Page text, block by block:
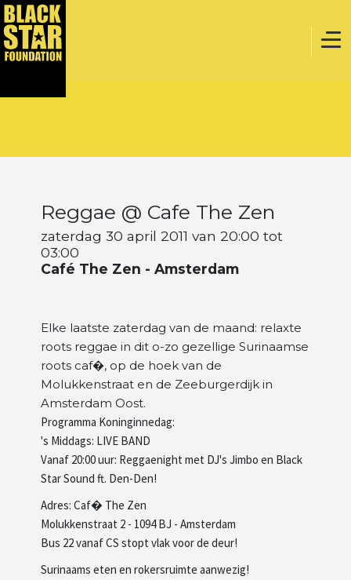
Webstore
Projecten
Artiesten
Wie zijn wij
Reggae @ Cafe The Zen
zaterdag 30 april 2011 van 20:00 tot
03:00
Café The Zen - Amsterdam
Elke laatste zaterdag van de maand: relaxte
roots reggae in dit o-zo gezellige Surinaamse
roots caf�, op de hoek van de
Molukkenstraat en de Zeeburgerdijk in
Amsterdam Oost.
Programma Koninginnedag:
's Middags: LIVE BAND
Vanaf 20:00 uur: Reggaenight met DJ's Jimbo en Black
Star Sound ft. Den-Den!
Adres: Caf� The Zen
Molukkenstraat 2 - 1094 BJ - Amsterdam
Bus 22 vanaf CS stopt vlak voor de deur!
Surinaams eten en rokersruimte aanwezig!